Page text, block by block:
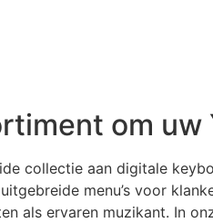
om uw
collectie aan digitale
menu’s voor
als ervaren muzikant. In